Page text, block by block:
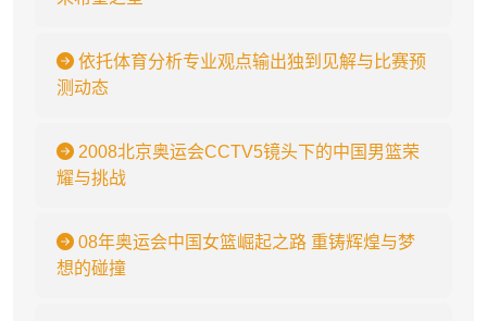
依托体育分析专业观点输出独到见解与比赛预
测动态
2008北京奥运会CCTV5镜头下的中国男篮荣
耀与挑战
08年奥运会中国女篮崛起之路 重铸辉煌与梦
想的碰撞